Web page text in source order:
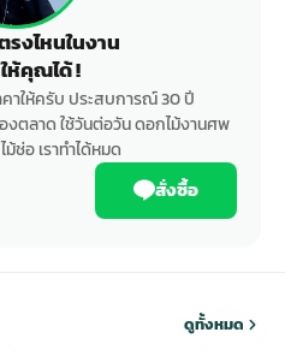
งไหนในงาน
ห้คุณได้ !
าให้ครับ ประสบการณ์ 30 ปี
ตลาด ใช้วันต่อวัน ดอกไม้งานศพ
ช่อ เราทำได้หมด
สั่งซื้อ
ดูทั้งหมด